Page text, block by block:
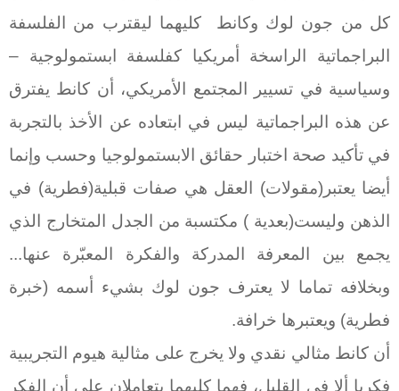
كل من جون لوك وكانط
كليهما ليقترب من الفلسفة
البراجماتية الراسخة أمريكيا كفلسفة ابستمولوجية –
وسياسية في تسيير المجتمع الأمريكي، أن كانط يفترق
عن هذه البراجماتية ليس في ابتعاده عن الأخذ بالتجربة
في تأكيد صحة اختبار حقائق الابستمولوجيا وحسب وإنما
أيضا يعتبر(مقولات) العقل هي صفات قبلية(فطرية) في
الذهن وليست(بعدية ) مكتسبة من الجدل المتخارج الذي
يجمع بين المعرفة المدركة والفكرة المعبّرة عنها...
وبخلافه تماما لا يعترف جون لوك بشيء أسمه (خبرة
فطرية) ويعتبرها خرافة.
أن كانط مثالي نقدي ولا يخرج على مثالية هيوم التجريبية
فكريا ألا في القليل، فهما كليهما يتعاملان على أن الفكر